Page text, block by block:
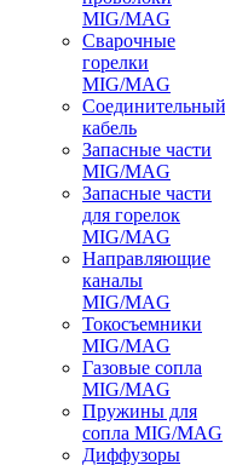
MIG/MAG
Сварочные
горелки
MIG/MAG
Соединительный
кабель
Запасные части
MIG/MAG
Запасные части
для горелок
MIG/MAG
Направляющие
каналы
MIG/MAG
Токосъемники
MIG/MAG
Газовые сопла
MIG/MAG
Пружины для
сопла MIG/MAG
Диффузоры